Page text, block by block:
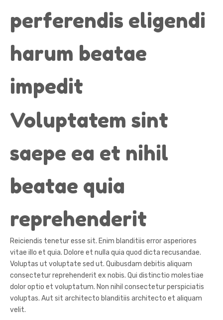
perferendis eligendi
harum beatae
impedit
Voluptatem sint
saepe ea et nihil
beatae quia
reprehenderit
Reiciendis tenetur esse sit. Enim blanditiis error asperiores
vitae illo et quia. Dolore et nulla quia quod dicta recusandae.
Voluptas ut voluptate sed ut. Quibusdam debitis aliquam
consectetur reprehenderit ex nobis. Qui distinctio molestiae
dolor optio et voluptatum. Non nihil consectetur perspiciatis
voluptas. Aut sit architecto blanditiis architecto et aliquam
velit.